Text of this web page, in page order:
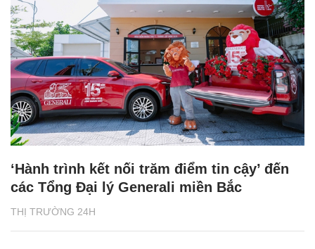
THỊ TRƯỜNG 24H
‘Hành trình kết nối trăm điểm tin cậy’ đến
các Tổng Đại lý Generali miền Bắc